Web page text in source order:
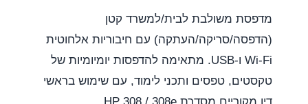
מדפסת משולבת לבית/למשרד קטן
(הדפסה/סריקה/העתקה) עם חיבוריות אלחוטית
Wi-Fi ו-USB. מתאימה להדפסות יומיומיות של
טקסטים, טפסים ותכני לימוד, עם שימוש בראשי
דיו מקוריים מסדרת HP 308 / 308e.